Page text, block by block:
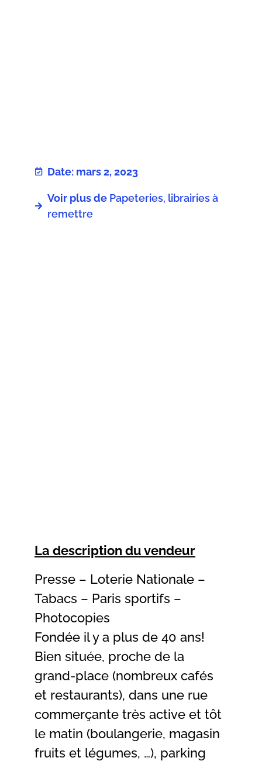
Date: mars 2, 2023
Voir plus de Papeteries, librairies à
remettre
La description du vendeur
Presse – Loterie Nationale –
Tabacs – Paris sportifs –
Photocopies
Fondée il y a plus de 40 ans!
Bien située, proche de la
grand-place (nombreux cafés
et restaurants), dans une rue
commerçante très active et tôt
le matin (boulangerie, magasin
fruits et légumes, …), parking